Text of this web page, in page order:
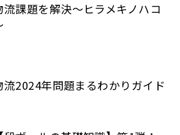
流課題を解決～ヒラメキノハコ
流2024年問題まるわかりガイド